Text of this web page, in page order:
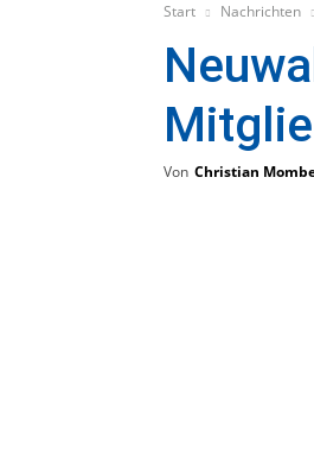
Start Nachrichten
Von Christian